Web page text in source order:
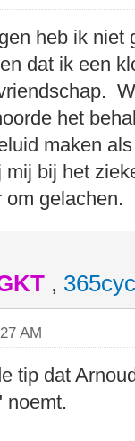
heb ik niet
dat ik een
het
maken
mij bij het
om gelachen.
,
AM
tip dat
noemt.